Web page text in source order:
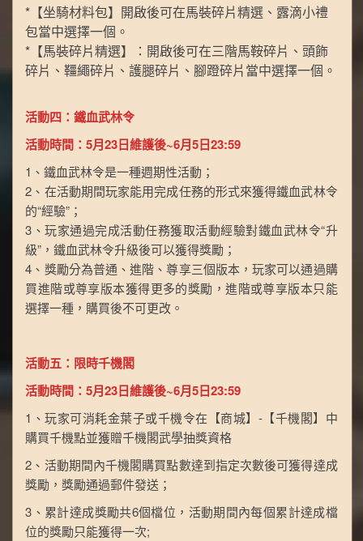
*【坐騎材料包】開啟後可在馬裝碎片精選、露滴小禮
包當中選擇一個。
*【馬裝碎片精選】：開啟後可在三階馬鞍碎片、頭飾
碎片、韁繩碎片、護腿碎片、腳蹬碎片當中選擇一個。
活動四：鐵血武林令
活動時間：5月23日維護後~6月5日23:59
1、鐵血武林令是一種週期性活動；
2、在活動期間玩家能用完成任務的形式來獲得鐵血武林令
的“經驗”；
3、玩家通過完成活動任務獲取活動經驗對鐵血武林令“升
級”，鐵血武林令升級後可以獲得獎勵；
4、獎勵分為普通、進階、尊享三個版本，玩家可以通過購
買進階或尊享版本獲得更多的獎勵，進階或尊享版本只能
選擇一種，購買後不可更改。
活動五：限時千機閣
活動時間：5月23日維護後~6月5日23:59
1、玩家可消耗金葉子或千機令在【商城】-【千機閣】中
購買千機點並獲贈千機閣武學抽獎資格
2、活動期間內千機閣購買點數達到指定次數後可獲得達成
獎勵，獎勵通過郵件發送；
3、累計達成獎勵共6個檔位，活動期間內每個累計達成檔
位的獎勵只能獲得一次;